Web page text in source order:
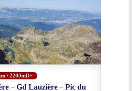
/ 2200mD+
– Gd Lauzière – Pic du